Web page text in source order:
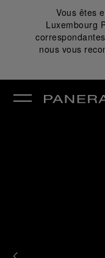
Vous êtes
Luxembourg
nous vous